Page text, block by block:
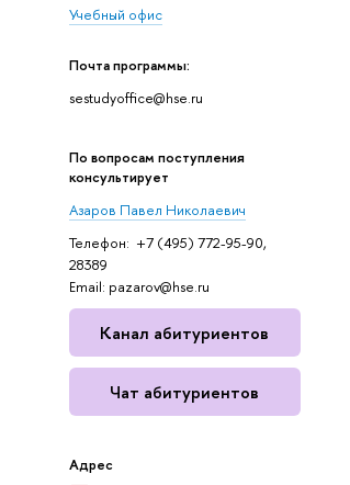
Учебный офис
Почта программы:
sestudyoffice@hse.ru
По вопросам поступления
консультирует
Азаров Павел Николаевич
Телефон: +7 (495) 772-95-90,
28389
Email: pazarov@hse.ru
Канал абитуриентов
Чат абитуриентов
Адрес